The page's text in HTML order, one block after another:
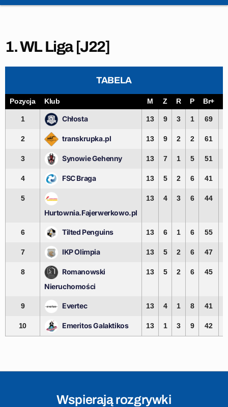
1. WL Liga [J22]
TABELA
Pozycja Klub M Z R P Br+
1 Chłosta 13 9 3 1 69
2 transkrupka.pl 13 9 2 2 61
3 Synowie Gehenny 13 7 1 5 51
4 FSC Braga 13 5 2 6 41
5
Hurtownia.Fajerwerkowo.pl
13 4 3 6 44
6 Tilted Penguins 13 6 1 6 55
7 IKP Olimpia 13 5 2 6 47
8
Romanowski
Nieruchomości
13 5 2 6 45
9 Evertec 13 4 1 8 41
10 Emeritos Galaktikos 13 1 3 9 42
Wspierają rozgrywki